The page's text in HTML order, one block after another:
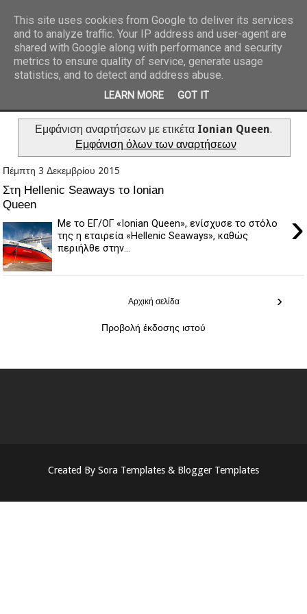
REPORTAZ NET
Εμφάνιση αναρτήσεων με ετικέτα Ionian Queen.
Εμφάνιση όλων των αναρτήσεων
Πέμπτη 3 Δεκεμβρίου 2015
Στη Hellenic Seaways το Ionian
Queen
›
Με το ΕΓ/ΟΓ «Ionian Queen», ενίσχυσε το στόλο
της η εταιρεία «Hellenic Seaways», καθώς
περιήλθε στην...
›
Αρχική σελίδα
Προβολή έκδοσης ιστού
Created By Sora Templates & Blogger Templates
This site uses cookies from Google to deliver its services
and to analyze traffic. Your IP address and user-agent are
shared with Google along with performance and security
metrics to ensure quality of service, generate usage
statistics, and to detect and address abuse.
LEARN MORE GOT IT